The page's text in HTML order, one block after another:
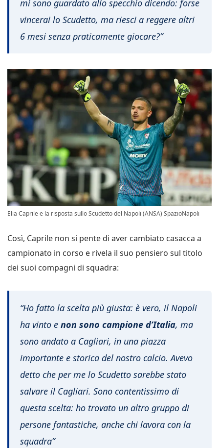
mi sono guardato allo specchio dicendo: forse
vincerai lo Scudetto, ma riesci a reggere altri
6 mesi senza praticamente giocare?”
Elia Caprile e la risposta sullo Scudetto del Napoli (ANSA) SpazioNapoli
Così, Caprile non si pente di aver cambiato casacca a
campionato in corso e rivela il suo pensiero sul titolo
dei suoi compagni di squadra:
“Ho fatto la scelta più giusta: è vero, il Napoli
ha vinto e non sono campione d’Italia, ma
sono andato a Cagliari, in una piazza
importante e storica del nostro calcio. Avevo
detto che per me lo Scudetto sarebbe stato
salvare il Cagliari. Sono contentissimo di
questa scelta: ho trovato un altro gruppo di
persone fantastiche, anche chi lavora con la
squadra”